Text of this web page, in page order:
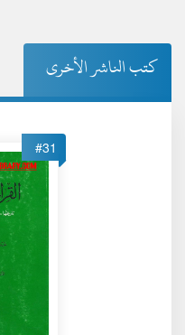
كتب الناشر الأخرى
#31